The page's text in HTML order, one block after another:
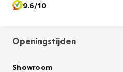
9.6/10
Openingstijden
Showroom